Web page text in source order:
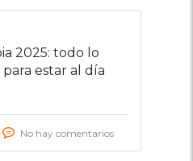
2025: todo lo
estar al día
No hay comentarios